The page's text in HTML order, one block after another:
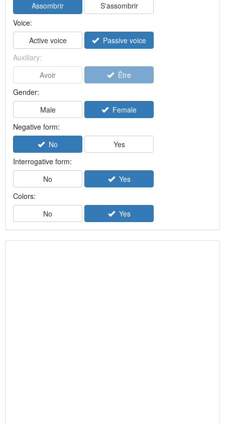
Assombrir
S'assombrir
Voice:
Active voice
Passive voice
Auxiliary:
Avoir
Être
Gender:
Male
Female
Negative form:
No
Yes
Interrogative form:
No
Yes
Colors:
No
Yes